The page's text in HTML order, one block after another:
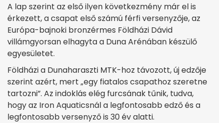
A lap szerint az első ilyen következmény már el is
érkezett, a csapat első számú férfi versenyzője, az
Európa-bajnoki bronzérmes Földházi Dávid
villámgyorsan elhagyta a Duna Arénában készülő
egyesületet.
Földházi a Dunaharaszti MTK-hoz távozott, új edzője
szerint azért, mert „egy fiatalos csapathoz szeretne
tartozni”. Az indoklás elég furcsának tűnik, tudva,
hogy az Iron Aquaticsnál a legfontosabb edző és a
legfontosabb versenyző is 30 év alatti.